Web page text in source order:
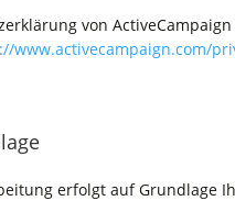
von
www.activecampaign.com/
erfolgt auf Grund­la­ge